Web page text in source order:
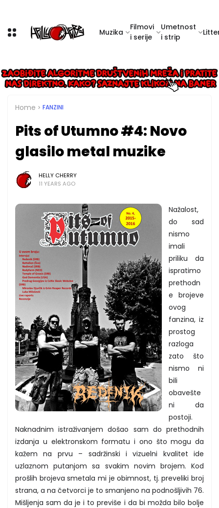
Muzika
Filmovi
i serije
Umetnost
i strip
Home FANZINI
Pits of Utumno #4: Novo
glasilo metal muzike
HELLY CHERRY
11 YEARS AGO
Nažalost,
do sad
nismo
imali
priliku da
ispratimo
prethodn
e brojeve
ovog
fanzina, iz
prostog
razloga
zato što
nismo ni
bili
obavešte
ni da
postoji.
Naknadnim istraživanjem došao sam do prethodnih
izdanja u elektronskom formatu i ono što mogu da
kažem na prvu – sadržinski i vizuelni kvalitet ide
uzlaznom putanjom sa svakim novim brojem. Kod
prošlih brojeva smetala mi je obimnost, tj. preveliki broj
strana, a na četvorci je to smanjeno na podnošljivih 76.
Mišljenja sam da je i to previše i da bi možda bilo bolje